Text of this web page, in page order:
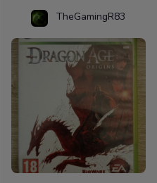
TheGamingR83